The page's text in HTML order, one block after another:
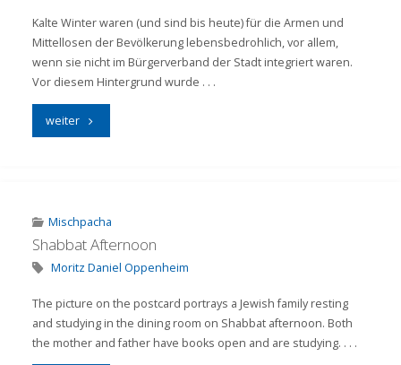
Kalte Winter waren (und sind bis heute) für die Armen und
Mittellosen der Bevölkerung lebensbedrohlich, vor allem,
wenn sie nicht im Bürgerverband der Stadt integriert waren.
Vor diesem Hintergrund wurde . . .
weiter"Die
Nächstenliebe:
Das
der
Israelitischen
Mischpacha
Shabbat Afternoon
Moritz Daniel Oppenheim
​The picture on the postcard portrays a Jewish family resting
and studying in the dining room on Shabbat afternoon. Both
the mother and father have books open and are studying. . . .